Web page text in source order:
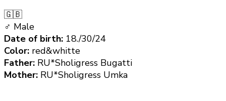
🇬🇧
♂ Male
Date of birth: 18./30/24
Color: red&whitte
Father: RU*Sholigress Bugatti
Mother: RU*Sholigress Umka